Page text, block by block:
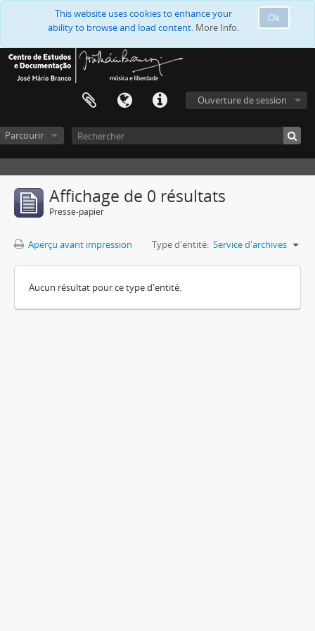
Ok
This website uses cookies to enhance your
ability to browse and load content. More Info.
Ouverture de session
Parcourir
Affichage de 0 résultats
Presse-papier
Aperçu avant impression Type d'entité: Service d'archives
Aucun résultat pour ce type d'entité.